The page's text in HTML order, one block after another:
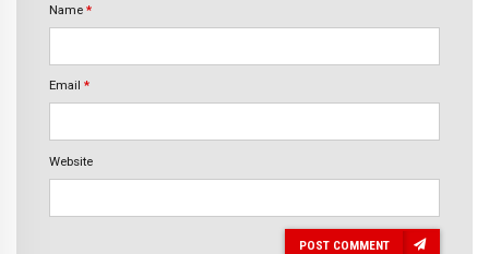
Name *
Email *
Website
POST COMMENT